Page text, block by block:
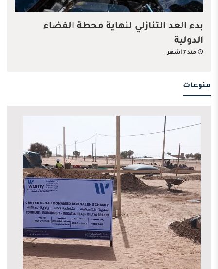
بدء العد التنازلي لنهاية محطة الفضاء
الدولية
منذ 7 أشهر
منوعات